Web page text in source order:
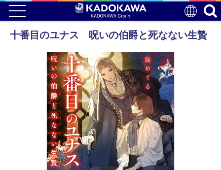
十番目のユナス 呪いの伯爵と死なない生贄